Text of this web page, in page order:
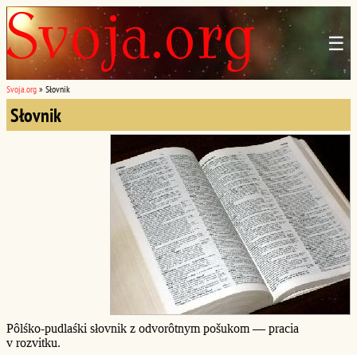
☰
Svoja.org » Słovnik
Słovnik
Pôlśko-pudlaśki słovnik z odvorôtnym pošukom — pracia
v rozvitku.